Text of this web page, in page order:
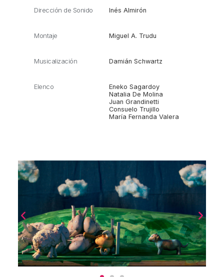
Dirección de Sonido Inés Almirón
Montaje Miguel A. Trudu
Musicalización Damián Schwartz
Elenco
Eneko Sagardoy
Natalia De Molina
Juan Grandinetti
Consuelo Trujillo
María Fernanda Valera